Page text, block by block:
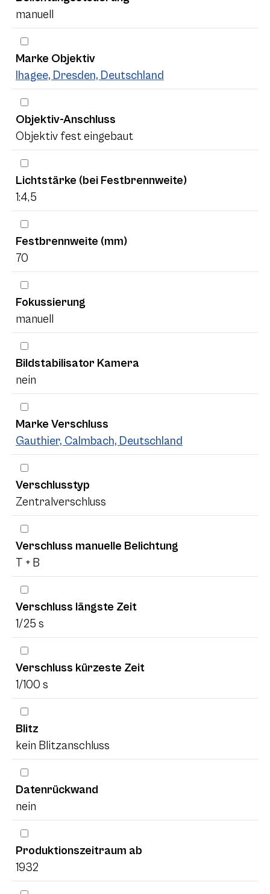
manuell
Marke Objektiv
Ihagee, Dresden, Deutschland
Objektiv-Anschluss
Objektiv fest eingebaut
Lichtstärke (bei Festbrennweite)
1:4,5
Festbrennweite (mm)
70
Fokussierung
manuell
Bildstabilisator Kamera
nein
Marke Verschluss
Gauthier, Calmbach, Deutschland
Verschlusstyp
Zentralverschluss
Verschluss manuelle Belichtung
T + B
Verschluss längste Zeit
1/25 s
Verschluss kürzeste Zeit
1/100 s
Blitz
kein Blitzanschluss
Datenrückwand
nein
Produktionszeitraum ab
1932